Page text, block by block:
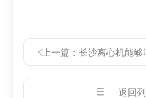
上一篇：长沙离心机能够满
返回